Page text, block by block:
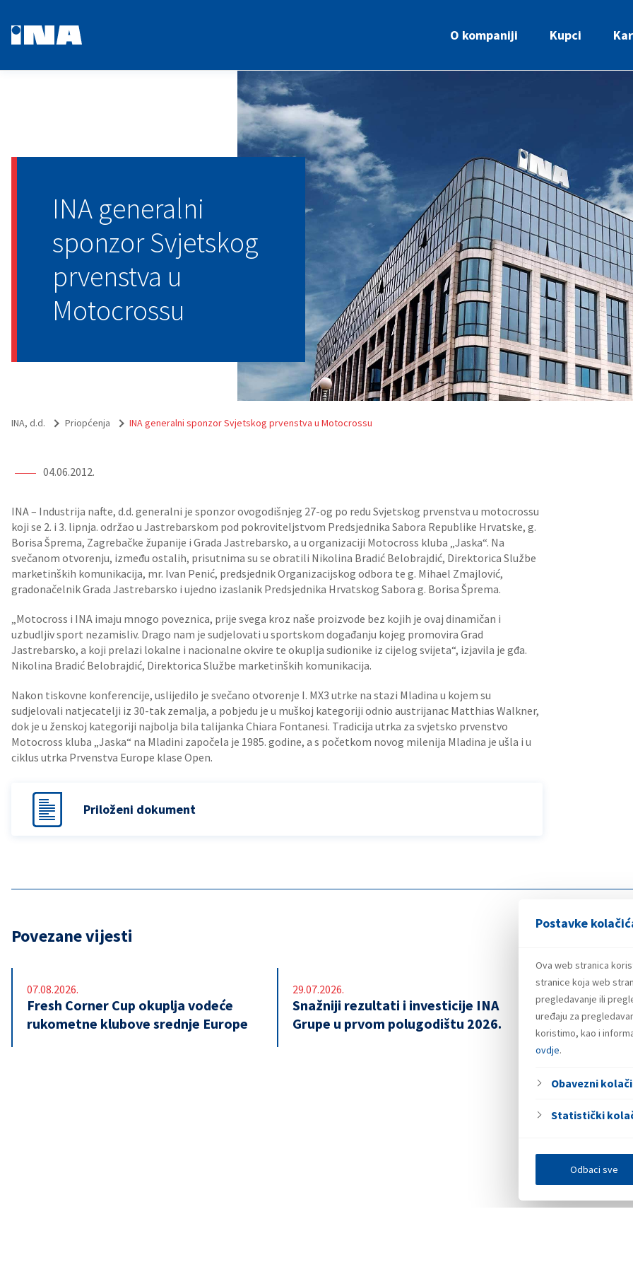
Postavke
Ova web stranica
stranice koja web
pregledavanje ili
uređaju za
koristimo, kao i
ovdje.
Obavezni
Statistički
Odbaci sve
O kompaniji Kupci
INA generalni
sponzor Svjetskog
prvenstva u
Motocrossu
INA, d.d. Priopćenja INA generalni sponzor Svjetskog prvenstva u Motocrossu
04.06.2012.
INA – Industrija nafte, d.d. generalni je sponzor ovogodišnjeg 27-og po redu Svjetskog prvenstva u motocrossu
koji se 2. i 3. lipnja. održao u Jastrebarskom pod pokroviteljstvom Predsjednika Sabora Republike Hrvatske, g.
Borisa Šprema, Zagrebačke županije i Grada Jastrebarsko, a u organizaciji Motocross kluba „Jaska“. Na
svečanom otvorenju, između ostalih, prisutnima su se obratili Nikolina Bradić Belobrajdić, Direktorica Službe
marketinških komunikacija, mr. Ivan Penić, predsjednik Organizacijskog odbora te g. Mihael Zmajlović,
gradonačelnik Grada Jastrebarsko i ujedno izaslanik Predsjednika Hrvatskog Sabora g. Borisa Šprema.
„Motocross i INA imaju mnogo poveznica, prije svega kroz naše proizvode bez kojih je ovaj dinamičan i
uzbudljiv sport nezamisliv. Drago nam je sudjelovati u sportskom događanju kojeg promovira Grad
Jastrebarsko, a koji prelazi lokalne i nacionalne okvire te okuplja sudionike iz cijelog svijeta“, izjavila je gđa.
Nikolina Bradić Belobrajdić, Direktorica Službe marketinških komunikacija.
Nakon tiskovne konferencije, uslijedilo je svečano otvorenje I. MX3 utrke na stazi Mladina u kojem su
sudjelovali natjecatelji iz 30-tak zemalja, a pobjedu je u muškoj kategoriji odnio austrijanac Matthias Walkner,
dok je u ženskoj kategoriji najbolja bila talijanka Chiara Fontanesi. Tradicija utrka za svjetsko prvenstvo
Motocross kluba „Jaska“ na Mladini započela je 1985. godine, a s početkom novog milenija Mladina je ušla i u
ciklus utrka Prvenstva Europe klase Open.
Priloženi dokument
Povezane vijesti
07.08.2026.
Fresh Corner Cup okuplja vodeće
rukometne klubove srednje Europe
29.07.2026.
Snažniji rezultati i investicije INA
Grupe u prvom polugodištu 2026.